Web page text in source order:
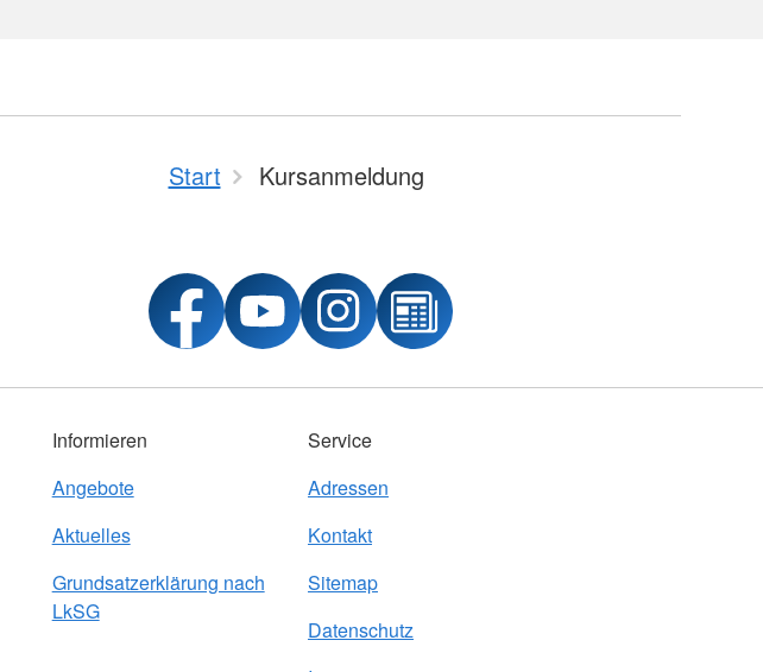
Start Kursanmeldung
Informieren
Angebote
Aktuelles
Grundsatzerklärung nach
LkSG
Service
Adressen
Kontakt
Sitemap
Datenschutz